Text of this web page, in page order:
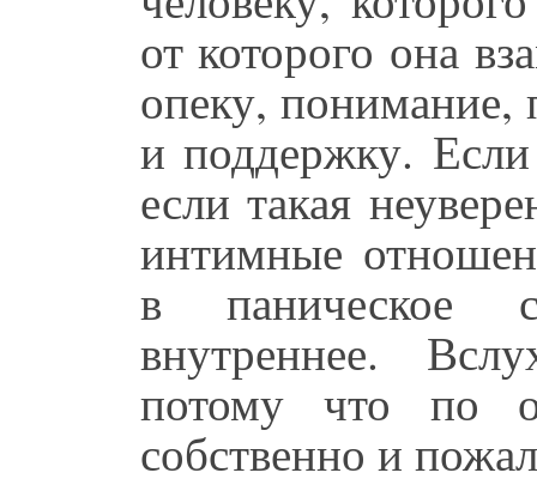
от которого она
опеку, понимание,
и поддержку.
если такая
интимные
в паническое
внутреннее.
потому что по
собственно и